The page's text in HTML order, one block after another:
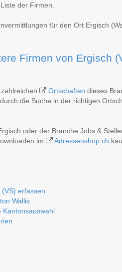
der Firmen.
für den Ort Ergisch
Firmen von Ergisch
Ortschaften dieses
die Suche in der richtigen
oder der Branche Jobs &
im
Adressenshop.ch
erfassen
Wallis
Kantonsauswahl